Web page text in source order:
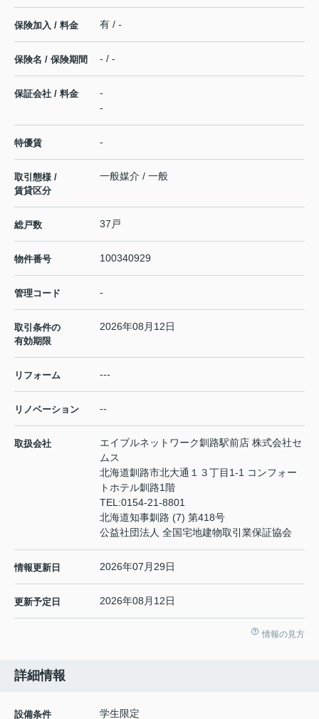
保険加入 / 料金 有 / -
保険名 / 保険期間 - / -
保証会社 / 料金
-
-
特優賃 -
取引態様 /
賃貸区分
一般媒介 / 一般
総戸数 37戸
物件番号 100340929
管理コード -
取引条件の
有効期限
2026年08月12日
リフォーム ---
リノベーション --
取扱会社
エイブルネットワーク釧路駅前店 株式会社セ
ムス
北海道釧路市北大通１３丁目1-1 コンフォー
トホテル釧路1階
TEL:0154-21-8801
北海道知事釧路 (7) 第418号
公益社団法人 全国宅地建物取引業保証協会
情報更新日 2026年07月29日
更新予定日 2026年08月12日
情報の見方
詳細情報
設備条件
学生限定